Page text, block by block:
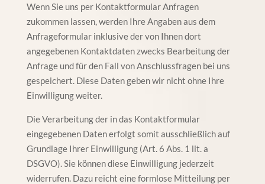
Wenn Sie uns per Kontaktformular Anfragen
zukommen lassen, werden Ihre Angaben aus dem
Anfrageformular inklusive der von Ihnen dort
angegebenen Kontaktdaten zwecks Bearbeitung der
Anfrage und für den Fall von Anschlussfragen bei uns
gespeichert. Diese Daten geben wir nicht ohne Ihre
Einwilligung weiter.
Die Verarbeitung der in das Kontaktformular
eingegebenen Daten erfolgt somit ausschließlich auf
Grundlage Ihrer Einwilligung (Art. 6 Abs. 1 lit. a
DSGVO). Sie können diese Einwilligung jederzeit
widerrufen. Dazu reicht eine formlose Mitteilung per